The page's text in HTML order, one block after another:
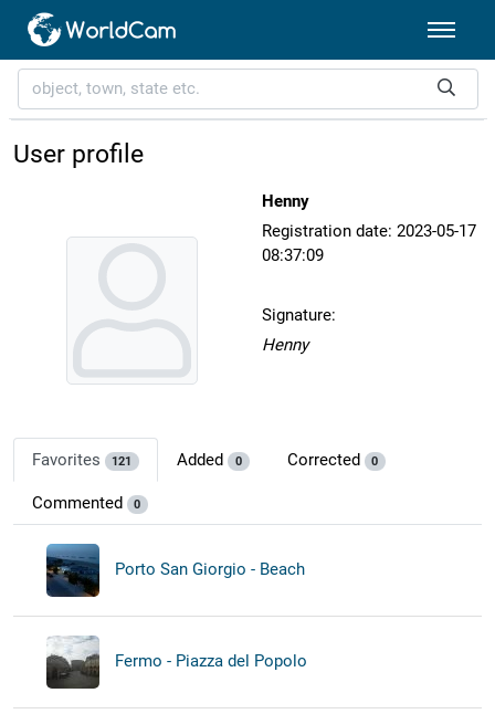
User profile
Henny
Registration date: 2023-05-17
08:37:09
Signature:
Henny
Favorites 121 Added 0 Corrected 0
Commented 0
Porto San Giorgio - Beach
Fermo - Piazza del Popolo